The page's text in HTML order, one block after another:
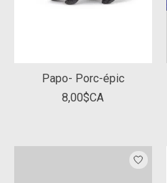
Papo- Porc-épic
8,00$CA